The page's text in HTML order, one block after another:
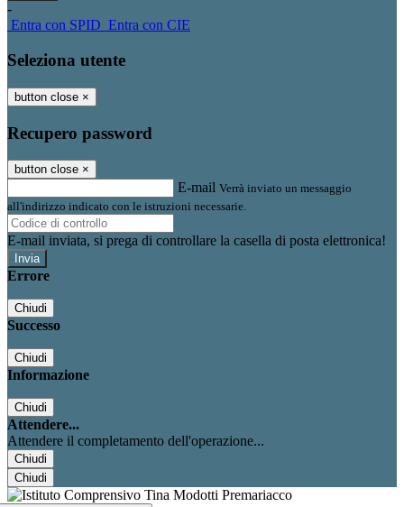
-
Entra con SPID Entra con CIE
Seleziona utente
button close ×
Recupero password
button close ×
E-mail Verrà inviato un messaggio
all'indirizzo indicato con le istruzioni necessarie.
E-mail inviata, si prega di controllare la casella di posta elettronica!
Errore
Chiudi
Successo
Chiudi
Informazione
Chiudi
Attendere...
Attendere il completamento dell'operazione...
Chiudi
Chiudi